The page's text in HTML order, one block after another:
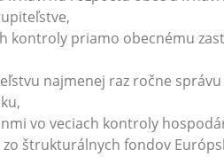
kontroly priamo obecnému
najmenej raz ročne
vo veciach kontroly
štrukturálnych fondov